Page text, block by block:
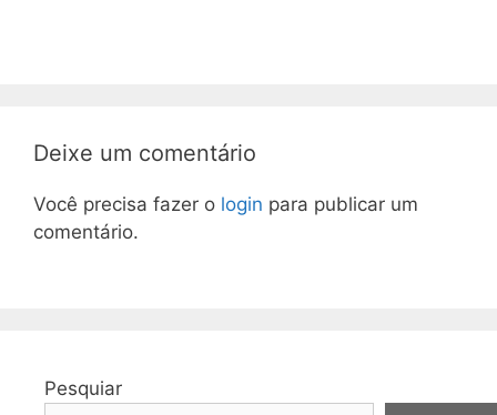
Deixe um comentário
Você precisa fazer o login para publicar um
comentário.
Pesquiar